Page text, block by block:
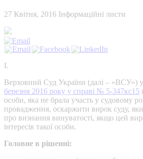
27 Квітня, 2016 Інформаційні листи
І.
Верховний Суд України (далі – «ВСУ») у
березня 2016 року у справі № 5-347кс15
особи, яка не брала участь у судовому
провадження, оскаржити вирок суду,
про визнання винуватості, якщо цей
інтересів такої особи.
Головне в рішенні: